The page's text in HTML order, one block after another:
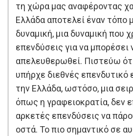
τη χώρα μας αναφέροντας
Ελλάδα αποτελεί έναν τόπο
δυναμική, μια δυναμική που
επενδύσεις για να μπορέσει
απελευθερωθεί. Πιστεύω
υπήρχε διεθνές επενδυτικό
την Ελλάδα, ωστόσο, μια
όπως η γραφειοκρατία, δεν
αρκετές επενδύσεις να
οστά. Το πιο σημαντικό σε